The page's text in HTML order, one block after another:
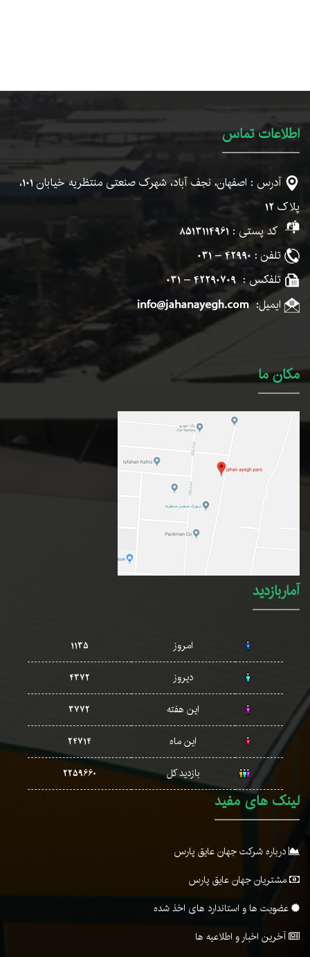
اطلاعات تماس
آدرس : اصفهان، نجف آباد، شهرک صنعتی منتظریه خیابان101،
پلاک12
کد پستی : 8513114961
تلفن : 42990 – 031
تلفکس : 42290709 – 031
ایمیل:
مکان ما
آماربازدید
امروز
1135
دیروز
4372
این هفته
3772
این ماه
24714
بازدید کل
2259660
لینک های مفید
درباره شرکت جهان عایق پارس
مشتریان جهان عایق پارس
عضویت ها و استاندارد های اخذ شده
آخرین اخبار و اطلاعیه ها